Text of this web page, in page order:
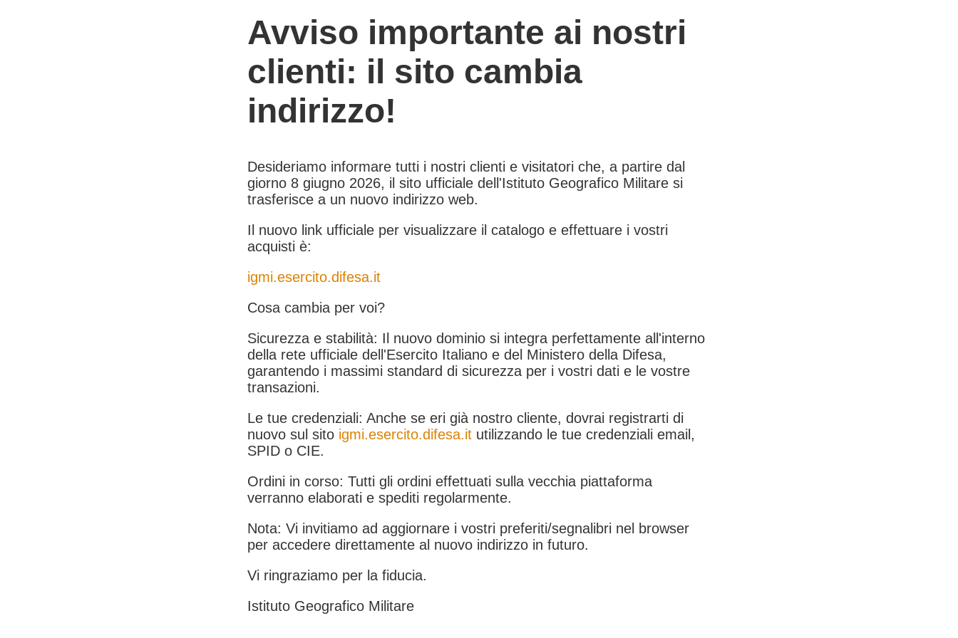
Avviso importante ai nostri
clienti: il sito cambia
indirizzo!
Desideriamo informare tutti i nostri clienti e visitatori che, a partire dal
giorno 8 giugno 2026, il sito ufficiale dell'Istituto Geografico Militare si
trasferisce a un nuovo indirizzo web.
Il nuovo link ufficiale per visualizzare il catalogo e effettuare i vostri
acquisti è:
igmi.esercito.difesa.it
Cosa cambia per voi?
Sicurezza e stabilità: Il nuovo dominio si integra perfettamente all'interno
della rete ufficiale dell'Esercito Italiano e del Ministero della Difesa,
garantendo i massimi standard di sicurezza per i vostri dati e le vostre
transazioni.
Le tue credenziali: Anche se eri già nostro cliente, dovrai registrarti di
nuovo sul sito igmi.esercito.difesa.it utilizzando le tue credenziali email,
SPID o CIE.
Ordini in corso: Tutti gli ordini effettuati sulla vecchia piattaforma
verranno elaborati e spediti regolarmente.
Nota: Vi invitiamo ad aggiornare i vostri preferiti/segnalibri nel browser
per accedere direttamente al nuovo indirizzo in futuro.
Vi ringraziamo per la fiducia.
Istituto Geografico Militare